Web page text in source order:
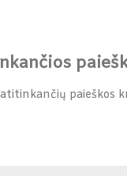
paieškos